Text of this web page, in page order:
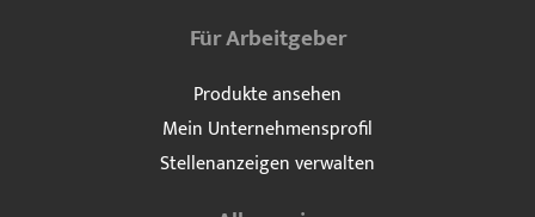
Für Arbeitgeber
Produkte ansehen
Mein Unternehmensprofil
Stellenanzeigen verwalten